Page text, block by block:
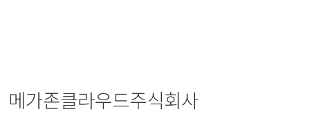
메가존클라우드주식회사